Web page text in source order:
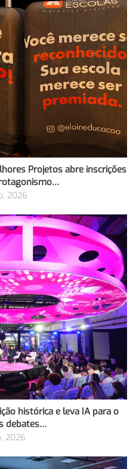
Projetos abre inscrições
2026
histórica e leva IA para o
debates…
2026